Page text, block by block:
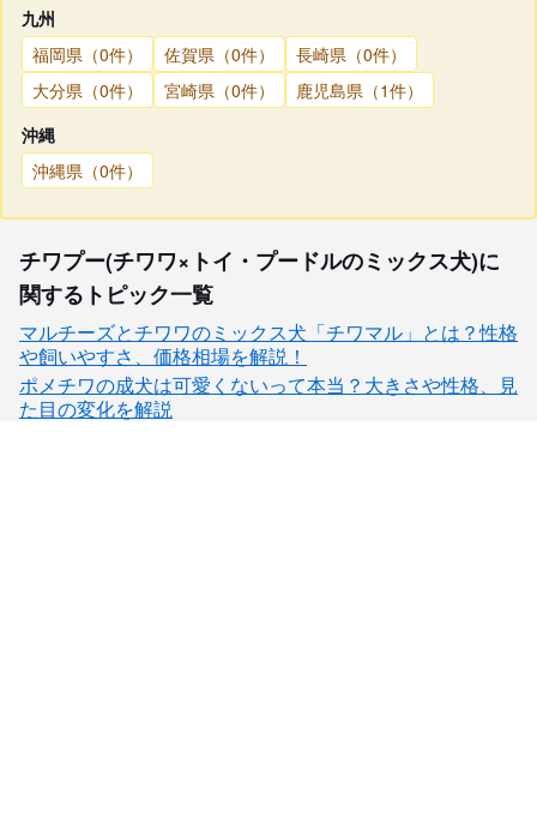
九州
福岡県（0件）
佐賀県（0件）
長崎県（0件）
大分県（0件）
宮崎県（0件）
鹿児島県（1件）
沖縄
沖縄県（0件）
チワプー(チワワ×トイ・プードルのミックス犬)に
関するトピック一覧
マルチーズとチワワのミックス犬「チワマル」とは？性格
や飼いやすさ、価格相場を解説！
ポメチワの成犬は可愛くないって本当？大きさや性格、見
た目の変化を解説